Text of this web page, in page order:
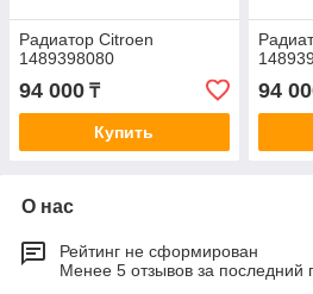
Радиатор Citroen
1489398080
94 000 ₸
Купить
94
О нас
Рейтинг не сформирован
Менее 5 отзывов за последний